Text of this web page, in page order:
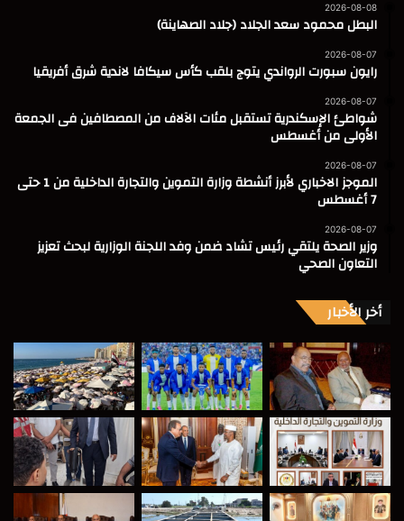
2026-08-08
البطل محمود سعد الجلاد (جلاد الصهاينة)
2026-08-07
رايون سبورت الرواندي يتوج بلقب كأس سيكافا لاندية شرق أفريقيا
2026-08-07
شواطئ الإسكندرية تستقبل مئات الآلاف من المصطافين فى الجمعة
الأولى من أغسطس
2026-08-07
الموجز الاخباري لأبرز أنشطة وزارة التموين والتجارة الداخلية من 1 حتى
7 أغسطس
2026-08-07
وزير الصحة يلتقي رئيس تشاد ضمن وفد اللجنة الوزارية لبحث تعزيز
التعاون الصحي
أخر الأخبار